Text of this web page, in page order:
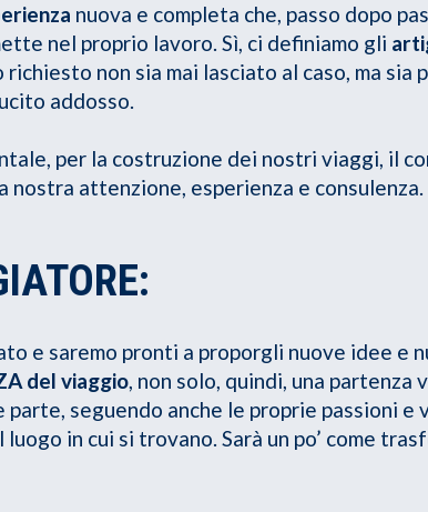
nuova e completa che, passo dopo
nel proprio lavoro. Sì, ci definiamo gli
non sia mai lasciato al caso, ma sia
addosso.
per la costruzione dei nostri viaggi, il
attenzione, esperienza e consulenza.
e saremo pronti a proporgli nuove idee e
del viaggio, non solo, quindi, una partenza
seguendo anche le proprie passioni e
in cui si trovano. Sarà un po’ come